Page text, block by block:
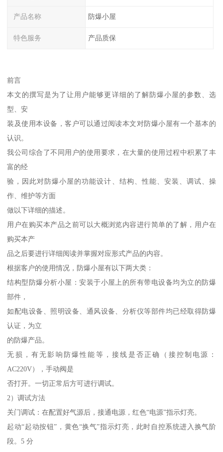
产品名称 防爆小屋
特色服务 产品质保
前言
本文的撰写是为了让用户能够更详细的了解防爆小屋的参数、选
型、安
装及使用本设备，客户可以通过阅读本文对防爆小屋有一个基本的
认识。
我公司综合了不同用户的使用要求，在大量的使用过程中积累了丰
富的经
验，因此对防爆小屋的功能设计、结构、性能、安装、调试、操
作、维护等方面
做以下详细的描述。
用户在购买本产品之前可以大概浏览内容进行简单的了解，用户在
购买本产
品之后要进行详细阅读并掌握对应形式产品的内容。
根据客户的使用情况，防爆小屋有以下两大类：
结构型防爆分析小屋：安装于小屋上的所有带电设备均为立的防爆
部件，
如配电设备、照明设备、通风设备、分析仪等部件均已经取得防爆
认证，为立
的防爆产品。
无损，有无影响防爆性能等，接线是否正确（接控制电源：
AC220V），手动阀是
否打开。一切正常后方可进行调试。
2）调试方法
关门调试：在配置好气源后，接通电源，红色“电源”指示灯亮。
起动“起动按钮”，黄色“换气”指示灯亮，此时自控系统进入换气阶
段。5 分